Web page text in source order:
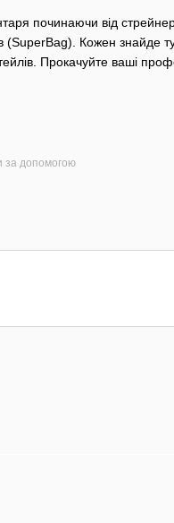
починаючи від
(SuperBag). Кожен знайде
Прокачуйте ваші
за допомогою